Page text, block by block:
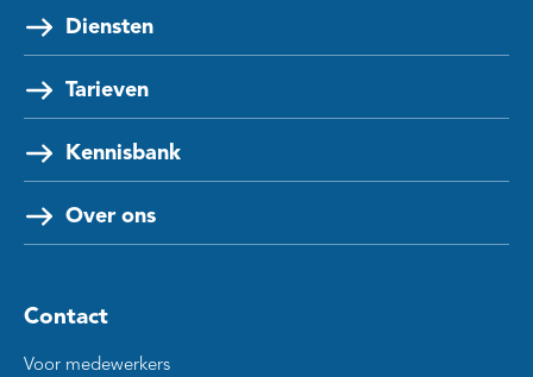
Diensten
Tarieven
Kennisbank
Over ons
Contact
Voor medewerkers